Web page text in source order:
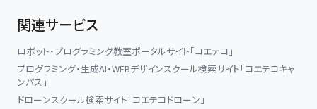
関連サービス
ロボット・プログラミング教室ポータルサイト「コエテコ」
プログラミング・生成AI・WEBデザインスクール検索サイト「コエテコキャ
ンパス」
ドローンスクール検索サイト「コエテコドローン」